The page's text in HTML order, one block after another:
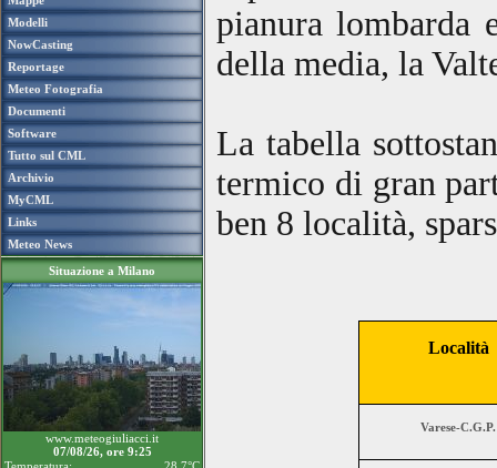
Modelli
NowCasting
Reportage
Meteo Fotografia
Documenti
Software
Tutto sul CML
Archivio
MyCML
Links
Meteo News
Situazione a Milano
www.meteogiuliacci.it
07/08/26, ore 9:25
pianura lombarda
della media, la
La tabella
termico di gran
ben 8 località,
Località
Varese-C.G.P.